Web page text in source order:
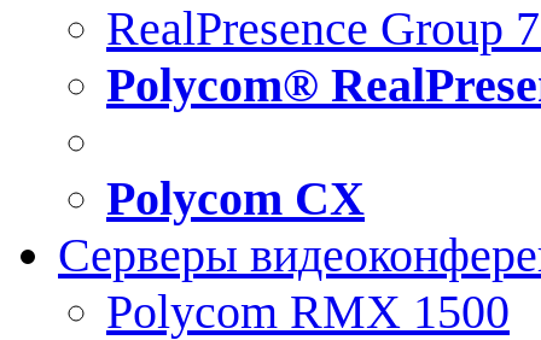
RealPresence Group
Polycom®
Polycom CX
Серверы
Polycom RMX 1500